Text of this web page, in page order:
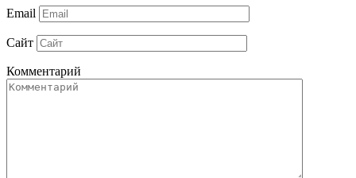
Email
Сайт
Комментарий